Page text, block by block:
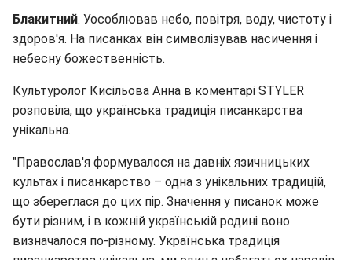
Блакитний. Уособлював небо, повітря, воду, чистоту і
здоров'я. На писанках він символізував насичення і
небесну божественність.
Культуролог Кисільова Анна в коментарі STYLER
розповіла, що українська традиція писанкарства
унікальна.
"Православ'я формувалося на давніх язичницьких
культах і писанкарство – одна з унікальних традицій,
що збереглася до цих пір. Значення у писанок може
бути різним, і в кожній українській родині воно
визначалося по-різному. Українська традиція